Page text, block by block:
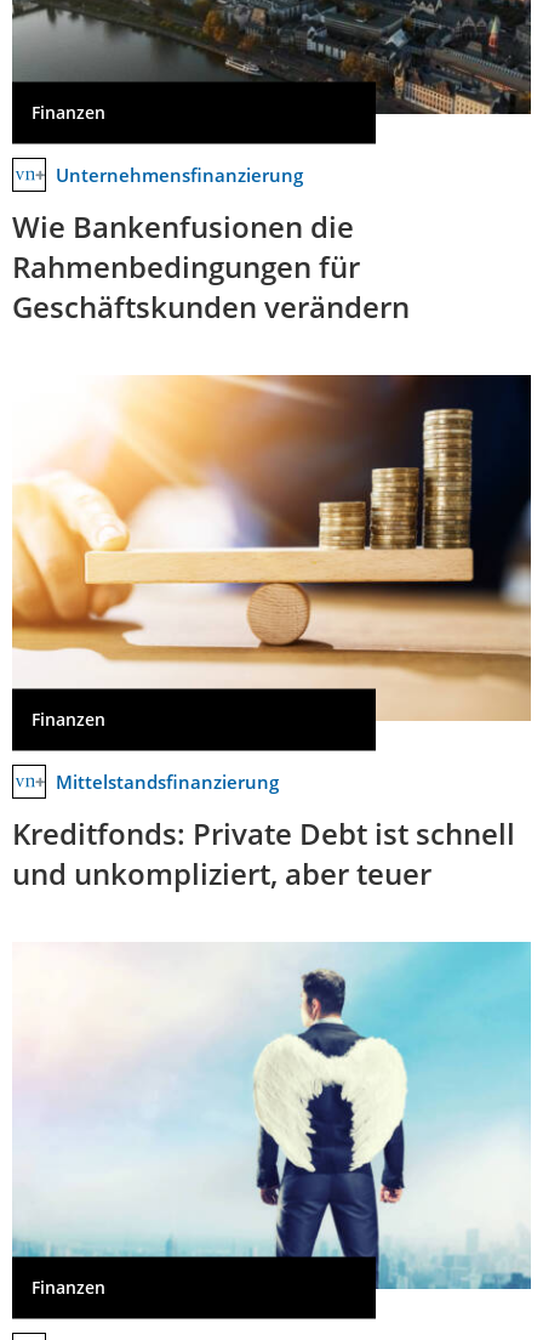
Finanzen
Unternehmensfinanzierung
Wie Bankenfusionen die
Rahmenbedingungen für
Geschäftskunden verändern
Finanzen
Mittelstandsfinanzierung
Kreditfonds: Private Debt ist schnell
und unkompliziert, aber teuer
Finanzen